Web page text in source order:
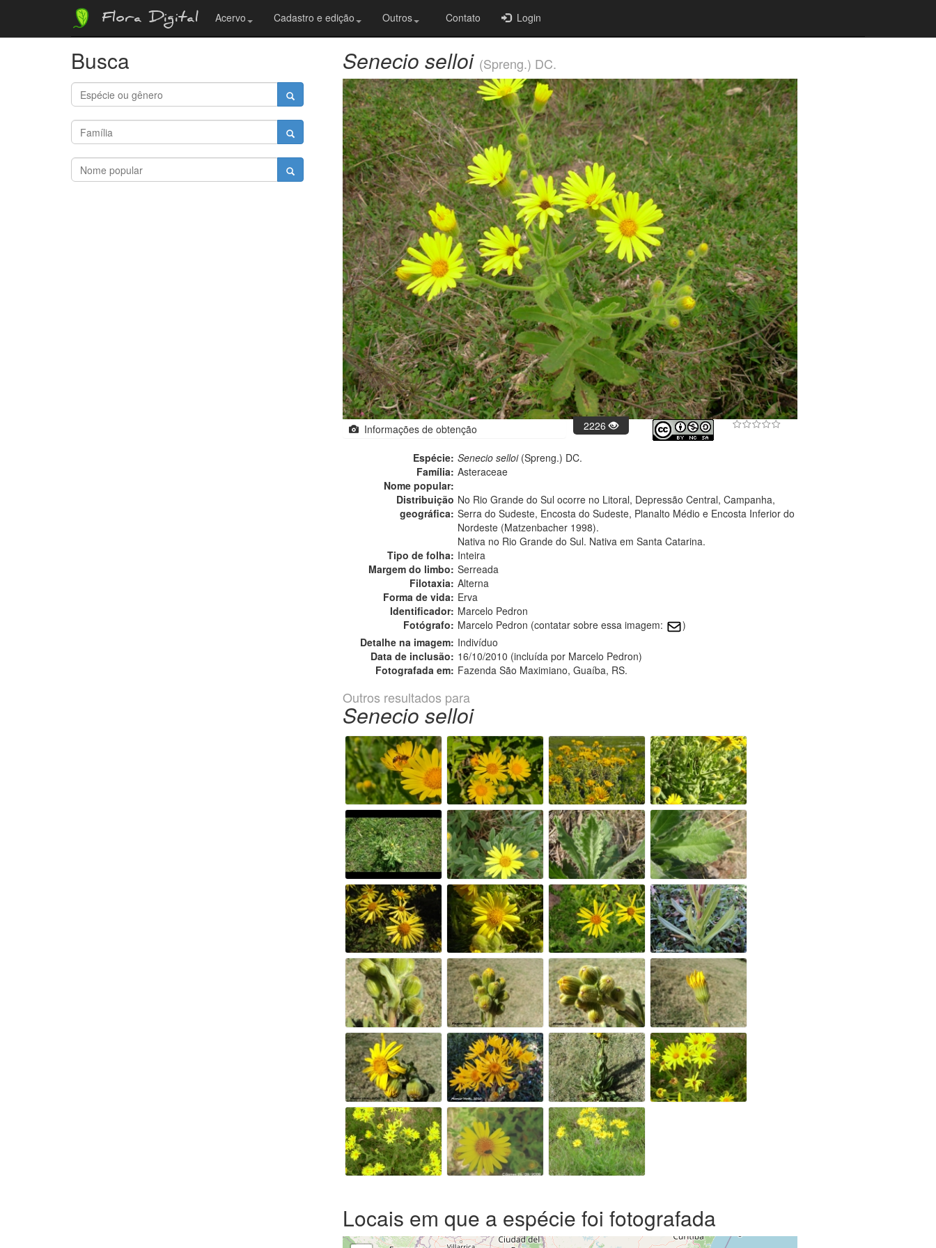
Flora Digital Acervo Cadastro e edição Outros Contato Login
Busca Senecio selloi (Spreng.) DC.
Informações de obtenção 2226
Espécie: Senecio selloi(Spreng.) DC.
Família: Asteraceae
Nome popular:
Distribuição
geográfica:
No Rio Grande do Sul ocorre no Litoral, Depressão Central, Campanha,
Serra do Sudeste, Encosta do Sudeste, Planalto Médio e Encosta Inferior do
Nordeste (Matzenbacher 1998).
Nativa no Rio Grande do Sul. Nativa em Santa Catarina.
Tipo de folha: Inteira
Margem do limbo: Serreada
Filotaxia: Alterna
Forma de vida: Erva
Identificador: Marcelo Pedron
Fotógrafo: Marcelo Pedron (contatar sobre essa imagem:
)
Detalhe na imagem: Indivíduo
Data de inclusão: 16/10/2010 (incluída por Marcelo Pedron)
Fotografada em: Fazenda São Maximiano, Guaíba, RS.
Outros resultados para
Senecio selloi
Locais em que a espécie foi fotografada